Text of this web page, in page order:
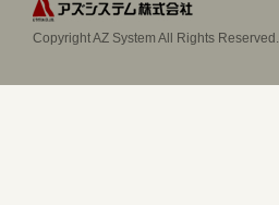
Copyright AZ System All Rights Reserved.